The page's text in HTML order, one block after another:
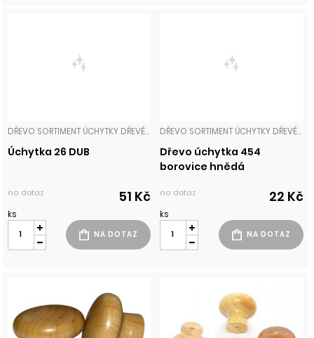
DŘEVO SORTIMENT ÚCHYTKY DŘEVĚNÉ
Úchytka 26 DUB
na dotaz 51 Kč
ks
DŘEVO SORTIMENT ÚCHYTKY DŘEVĚNÉ
Dřevo úchytka 454
borovice hnědá
na dotaz 22 Kč
ks